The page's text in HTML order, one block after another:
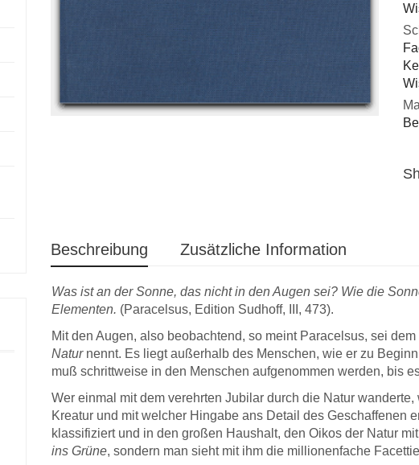
Beschreibung Zusätzliche Information
Was ist an der Sonne, das nicht in den Augen sei? Wie die
Elementen. (Paracelsus, Edition Sudhoff, III, 473).
Mit den Augen, also beobachtend, so meint Paracelsus, sei
Natur nennt. Es liegt außerhalb des Menschen, wie er zu
muß schrittweise in den Menschen aufgenommen werden, bis
Wer einmal mit dem verehrten Jubilar durch die Natur
Kreatur und mit welcher Hingabe ans Detail des Geschaffenen
klassifiziert und in den großen Haushalt, den Oikos der Natur
ins Grüne, sondern man sieht mit ihm die millionenfache
bei Ihnen publiziert zu
haben, ihr Verlag leistet
sehr gute Arbeit und kann
nur wärmstens
nun dasWerkin den
Händen halte, kann ich
mich gerne auch noch
einmal für die nicht